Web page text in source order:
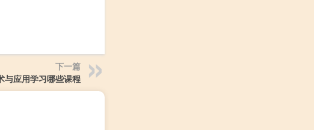
下一篇
与应用学习哪些课程